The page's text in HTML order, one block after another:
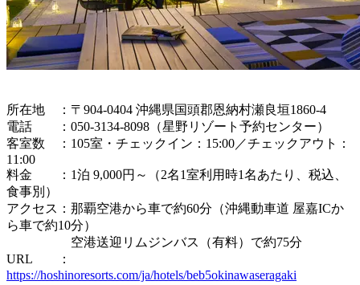
所在地 ：〒904-0404 沖縄県国頭郡恩納村瀬良垣1860-4
電話 ：050-3134-8098（星野リゾート予約センター）
客室数 ：105室・チェックイン：15:00／チェックアウト：
11:00
料金 ：1泊 9,000円～（2名1室利用時1名あたり、税込、
食事別）
アクセス：那覇空港から車で約60分（沖縄動車道 屋嘉ICか
ら車で約10分）
空港送迎リムジンバス（有料）で約75分
URL ：
https://hoshinoresorts.com/ja/hotels/beb5okinawaseragaki